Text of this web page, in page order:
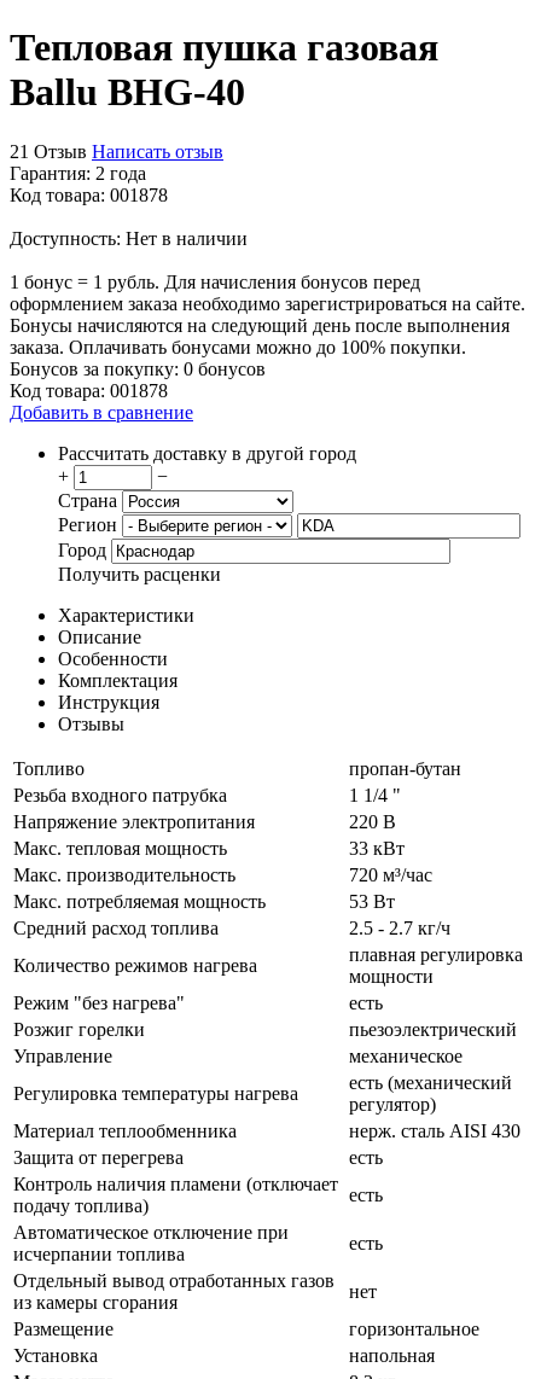
Тепловая пушка газовая
Ballu BHG-40
21 Отзыв Написать отзыв
Гарантия: 2 года
Код товара: 001878
Доступность: Нет в наличии
1 бонус = 1 рубль. Для начисления бонусов перед
оформлением заказа необходимо зарегистрироваться на сайте.
Бонусы начисляются на следующий день после выполнения
заказа. Оплачивать бонусами можно до 100% покупки.
Бонусов за покупку: 0 бонусов
Код товара: 001878
Добавить в сравнение
Рассчитать доставку в другой город
+
−
Страна
Регион
Город
Получить расценки
Характеристики
Описание
Особенности
Комплектация
Инструкция
Отзывы
Топливо
пропан-бутан
Резьба входного патрубка
1 1/4 "
Напряжение электропитания
220 В
Макс. тепловая мощность
33 кВт
Макс. производительность
720 м³/час
Макс. потребляемая мощность
53 Вт
Средний расход топлива
2.5 - 2.7 кг/ч
Количество режимов нагрева
плавная регулировка
мощности
Режим "без нагрева"
есть
Розжиг горелки
пьезоэлектрический
Управление
механическое
Регулировка температуры нагрева
есть (механический
регулятор)
Материал теплообменника
нерж. сталь AISI 430
Защита от перегрева
есть
Контроль наличия пламени (отключает
подачу топлива)
есть
Автоматическое отключение при
исчерпании топлива
есть
Отдельный вывод отработанных газов
из камеры сгорания
нет
Размещение
горизонтальное
Установка
напольная